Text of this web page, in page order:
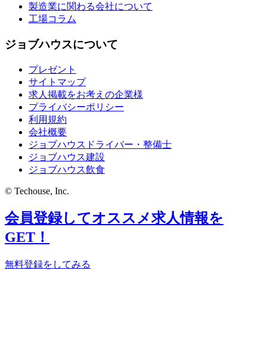
製造業に関わる会社について
工場コラム
ジョブハウスについて
プレゼント
サイトマップ
求人掲載をお考えの企業様
プライバシーポリシー
利用規約
会社概要
ジョブハウスドライバー・整備士
ジョブハウス建設
ジョブハウス飲食
© Techouse, Inc.
会員登録してオススメ求人情報を
GET！
無料登録をしてみる